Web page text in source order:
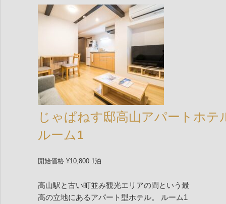
じゃぱねす邸高山アパートホテ
ルーム1
開始価格 ¥10,800 1泊
高山駅と古い町並み観光エリアの間という最
高の立地にあるアパート型ホテル。 ルーム1